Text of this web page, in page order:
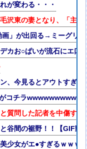
が変わる・・・
東の妻となり、「主席
画」が出回る→ミーグリ
カお○ぱいが流石にエ口
、今見るとアウトすぎる
がコチラ
質問した記者を中傷する
谷間の裾野！！【GIF動
少女がエ●すぎるｗｗｗ